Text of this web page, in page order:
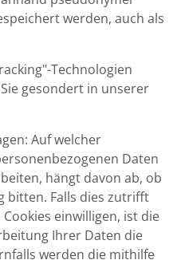
werden, auch als
Technologien
gesondert in unserer
Auf welcher
Daten
hängt davon ab, ob
bitten. Falls dies zutrifft
einwilligen, ist die
Ihrer Daten die
werden die mithilfe